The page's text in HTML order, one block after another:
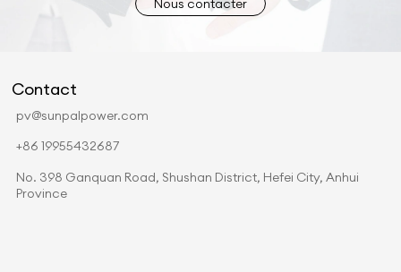
Nous contacter
Contact
pv@sunpalpower.com
+86 19955432687
No. 398 Ganquan Road, Shushan District, Hefei City, Anhui
Province